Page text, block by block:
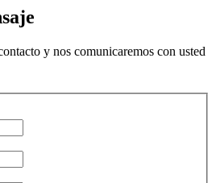
y nos comunicaremos con usted